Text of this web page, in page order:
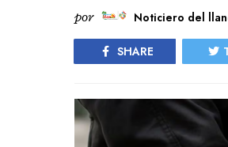
por Noticiero del
SHARE